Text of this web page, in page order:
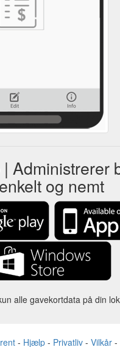
Administrerer
enkelt og nemt
alle gavekortdata på din
- Hjælp- Privatliv- Vilkår-